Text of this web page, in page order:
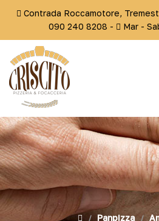
Contrada Roccamotore,
090 240 8208 -
Mar -
Panpizza